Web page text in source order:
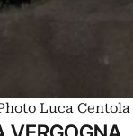
Luca Centola